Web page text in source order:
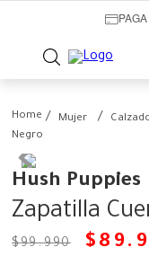
Mujer
Negro
Hush Puppies
Zapatilla
$99.990 $ 89 .